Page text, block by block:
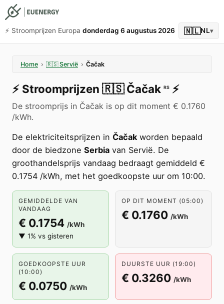
⚡️ Stroomprijzen Europa donderdag 6 augustus 2026 🇳🇱NL▾
Home › 🇷🇸 Servië › Čačak
⚡️ Stroomprijzen 🇷🇸 Čačak RS ⚡️
De stroomprijs in Čačak is op dit moment € 0.1760
/kWh.
De elektriciteitsprijzen in Čačakworden bepaald
door de biedzone Serbia van Servië. De
groothandelsprijs vandaag bedraagt gemiddeld €
0.1754 /kWh, met het goedkoopste uur om 10:00.
GEMIDDELDE VAN
VANDAAG
€ 0.1754 /kWh
▼ 1% vs gisteren
OP DIT MOMENT (05:00)
€ 0.1760 /kWh
GOEDKOOPSTE UUR
(10:00)
€ 0.0750 /kWh
DUURSTE UUR (19:00)
€ 0.3260 /kWh